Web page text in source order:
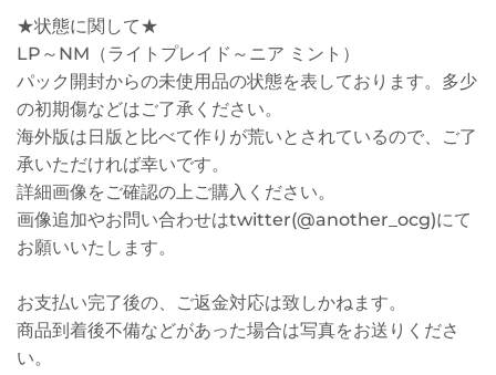
★状態に関して★
LP～NM（ライトプレイド～ニア ミント）
パック開封からの未使用品の状態を表しております。多少
の初期傷などはご了承ください。
海外版は日版と比べて作りが荒いとされているので、ご了
承いただければ幸いです。
詳細画像をご確認の上ご購入ください。
画像追加やお問い合わせはtwitter(@another_ocg)にて
お願いいたします。
お支払い完了後の、ご返金対応は致しかねます。
商品到着後不備などがあった場合は写真をお送りくださ
い。